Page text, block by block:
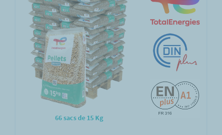
66 sacs de 15 Kg